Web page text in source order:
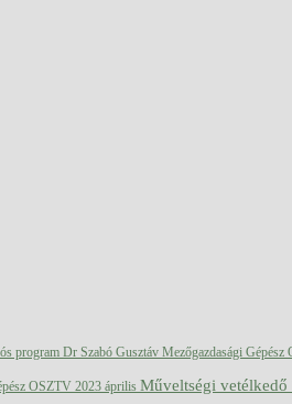
program Dr Szabó Gusztáv Mezőgazdasági Gépész
OSZTV 2023 április Műveltségi vetélkedő